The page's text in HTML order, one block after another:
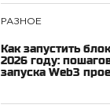
РАЗНОЕ
Как запустить
2026 году:
запуска Web3